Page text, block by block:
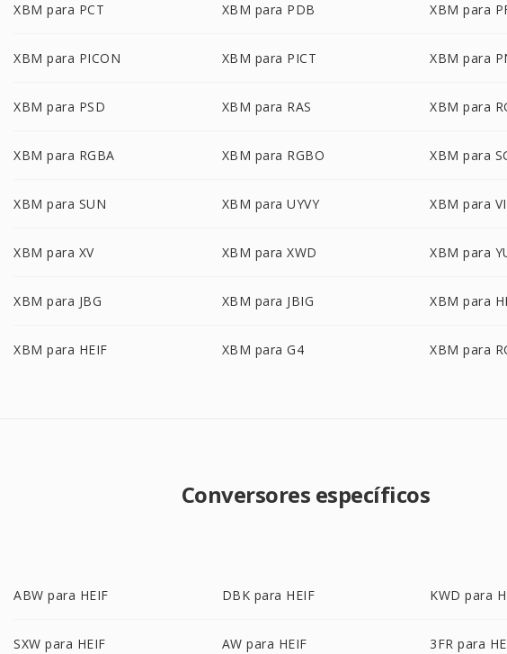
XBM para PCT XBM para PDB XBM para
XBM para PICON XBM para PICT XBM para
XBM para PSD XBM para RAS XBM para
XBM para RGBA XBM para RGBO XBM para
XBM para SUN XBM para UYVY XBM para
XBM para XV XBM para XWD XBM para
XBM para JBG XBM para JBIG XBM para
XBM para HEIF XBM para G4 XBM para
Conversores específicos
ABW para HEIF DBK para HEIF KWD para
SXW para HEIF AW para HEIF 3FR para